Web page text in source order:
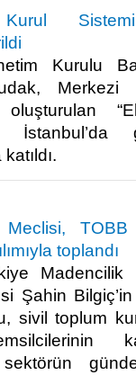
Sistemi
Kurulu
Merkezi
oluşturulan
İstanbul’da
Meclisi,
toplandı
Madencilik
Şahin
sivil toplum
sektörün